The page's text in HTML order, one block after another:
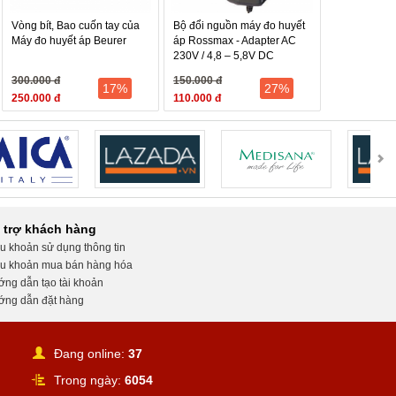
âm lượng trên một mặt làm tăng chức năng
cảm giác thoải mái và cản tạp âm từ bên ngoài
tai nghe tự động vừa vặn với tai.
việc đeo ống nghe đúng cách sẽ cho chất lượng
và không đau tai người sử dụng. Đi kèm với ống
có thể lựa chọn kích thước phù hợp.
nghe với mặt nghe theo dạng sọc nhằm tạo nên
Vòng bít, Bao cuốn tay của
Máy đo huyết áp Beurer
300.000 đ
250.000 đ
17%
Bộ đổi nguồn máy đo huyết
áp Rossmax - Adapter AC
230V / 4,8 – 5,8V DC
150.000 đ
110.000 đ
27%
trợ khách hàng
khoản sử dụng thông tin
khoản mua bán hàng hóa
dẫn tạo tài khoản
dẫn đặt hàng
Đang online: 37
Trong ngày: 6054